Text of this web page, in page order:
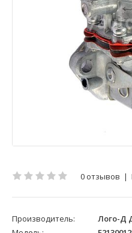
0 отзывов |
Производитель:
Лого-Д